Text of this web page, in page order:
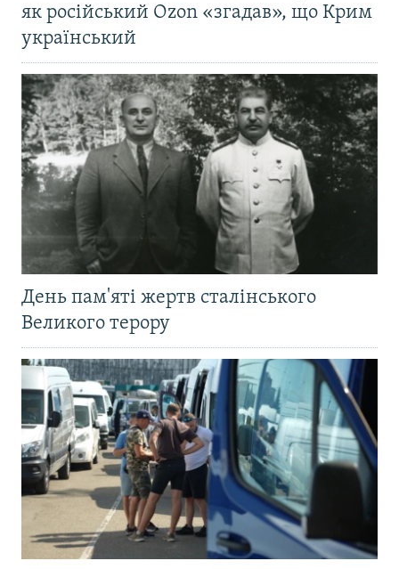
як російський Ozon «згадав», що Крим
український
День пам'яті жертв сталінського
Великого терору